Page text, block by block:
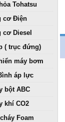
Tohatsu
cơ Điện
cơ Diesel
( trục đứng)
máy bơm
áp lực
bột ABC
khí CO2
Foam